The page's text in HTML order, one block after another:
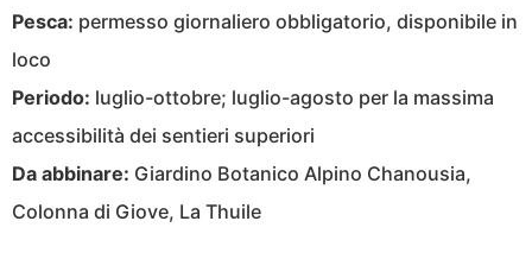
Pesca: permesso giornaliero obbligatorio, disponibile in
loco
Periodo: luglio-ottobre; luglio-agosto per la massima
accessibilità dei sentieri superiori
Da abbinare: Giardino Botanico Alpino Chanousia,
Colonna di Giove, La Thuile